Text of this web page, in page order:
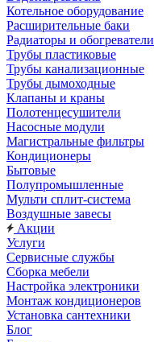
Котельное оборудование
Расширительные баки
Радиаторы и обогреватели
Трубы пластиковые
Трубы канализационные
Трубы дымоходные
Клапаны и краны
Полотенцесушители
Насосные модули
Магистральные фильтры
Кондиционеры
Бытовые
Полупромышленные
Мульти сплит-система
Воздушные завесы
Акции
Услуги
Сервисные службы
Сборка мебели
Настройка электроники
Монтаж кондиционеров
Установка сантехники
Блог